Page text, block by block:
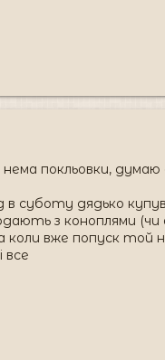
покльовки,
суботу дядько
з коноплями
вже попуск той на
все